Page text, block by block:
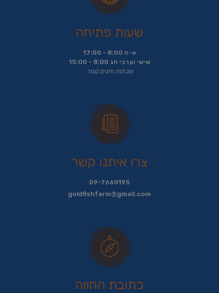
שעות פתיחה
א-ה 8:00 - 17:00
שישי וערבי חג 8:00 - 15:00
שבתות וחגים סגור
צרו איתנו קשר
09-7660195
goldfishfarm@gmail.com
כתובת החווה